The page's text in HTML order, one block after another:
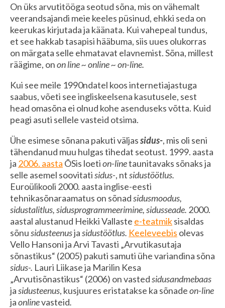
On üks arvutitööga seotud sõna, mis on vähemalt
veerandsajandi meie keeles püsinud, ehkki seda on
keerukas kirjutada ja käänata. Kui vahepeal tundus,
et see hakkab tasapisi hääbuma, siis uues olukorras
on märgata selle ehmatavat elavnemist. Sõna, millest
räägime, onon line ~ online ~ on-line.
Kui see meile 1990ndatel koos internetiajastuga
saabus, võeti see ingliskeelsena kasutusele, sest
head omasõna ei olnud kohe asenduseks võtta. Kuid
peagi asuti sellele vasteid otsima.
Ühe esimese sõnana pakuti väljassidus-, mis oli seni
tähendanud muu hulgas tihedat seotust. 1999. aasta
ja 2006. aasta ÕSis loetion-linetaunitavaks sõnaks ja
selle asemel soovitatisidus-, ntsidustöötlus.
Euroülikooli 2000. aasta inglise-eesti
tehnikasõnaraamatus on sõnadsidusmoodus,
sidustalitlus, sidusprogrammeerimine, sidusseade. 2000.
aastal alustanud Heikki Vallaste e-teatmiksisaldas
sõnusidusteenusjasidustöötlus. Keeleveebis olevas
Vello Hansoni ja Arvi Tavasti „Arvutikasutaja
sõnastikus“ (2005) pakuti samuti ühe variandina sõna
sidus-. Lauri Liikase ja Marilin Kesa
„Arvutisõnastikus“ (2006) on vastedsidusandmebaas
jasidusteenus, kusjuures eristatakse ka sõnadeon-line
jaonlinevasteid.